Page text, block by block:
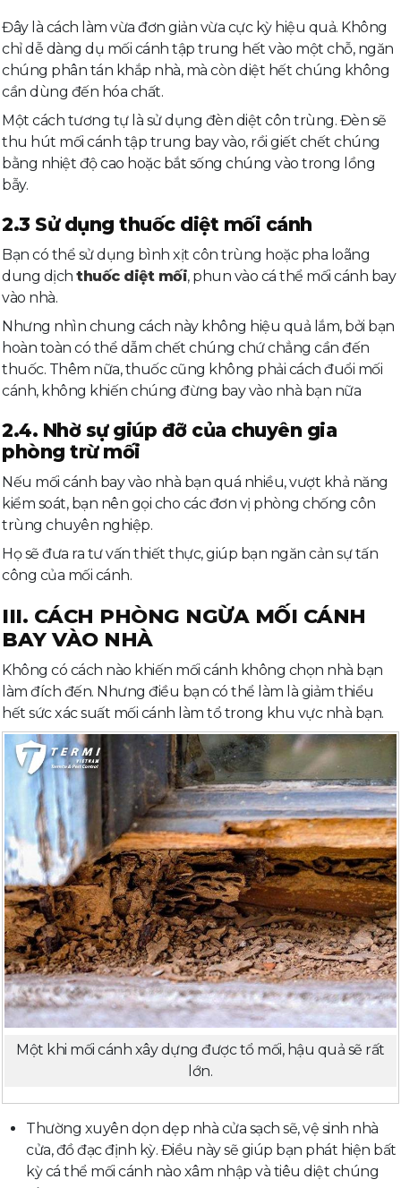
Đây là cách làm vừa đơn giản vừa cực kỳ hiệu quả. Không
chỉ dễ dàng dụ mối cánh tập trung hết vào một chỗ, ngăn
chúng phân tán khắp nhà, mà còn diệt hết chúng không
cần dùng đến hóa chất.
Một cách tương tự là sử dụng đèn diệt côn trùng. Đèn sẽ
thu hút mối cánh tập trung bay vào, rồi giết chết chúng
bằng nhiệt độ cao hoặc bắt sống chúng vào trong lồng
bẫy.
2.3 Sử dụng thuốc diệt mối cánh
Bạn có thể sử dụng bình xịt côn trùng hoặc pha loãng
dung dịchthuốc diệt mối, phun vào cá thể mối cánh bay
vào nhà.
Nhưng nhìn chung cách này không hiệu quả lắm, bởi bạn
hoàn toàn có thể dẫm chết chúng chứ chẳng cần đến
thuốc. Thêm nữa, thuốc cũng không phải cách đuổi mối
cánh, không khiến chúng đừng bay vào nhà bạn nữa
2.4. Nhờ sự giúp đỡ của chuyên gia
phòng trừ mối
Nếu mối cánh bay vào nhà bạn quá nhiều, vượt khả năng
kiểm soát, bạn nên gọi cho các đơn vị phòng chống côn
trùng chuyên nghiệp.
Họ sẽ đưa ra tư vấn thiết thực, giúp bạn ngăn cản sự tấn
công của mối cánh.
III. CÁCH PHÒNG NGỪA MỐI CÁNH
BAY VÀO NHÀ
Không có cách nào khiến mối cánh không chọn nhà bạn
làm đích đến. Nhưng điều bạn có thể làm là giảm thiểu
hết sức xác suất mối cánh làm tổ trong khu vực nhà bạn.
Một khi mối cánh xây dựng được tổ mối, hậu quả sẽ rất
lớn.
Thường xuyên dọn dẹp nhà cửa sạch sẽ, vệ sinh nhà
cửa, đồ đạc định kỳ. Điều này sẽ giúp bạn phát hiện bất
kỳ cá thể mối cánh nào xâm nhập và tiêu diệt chúng